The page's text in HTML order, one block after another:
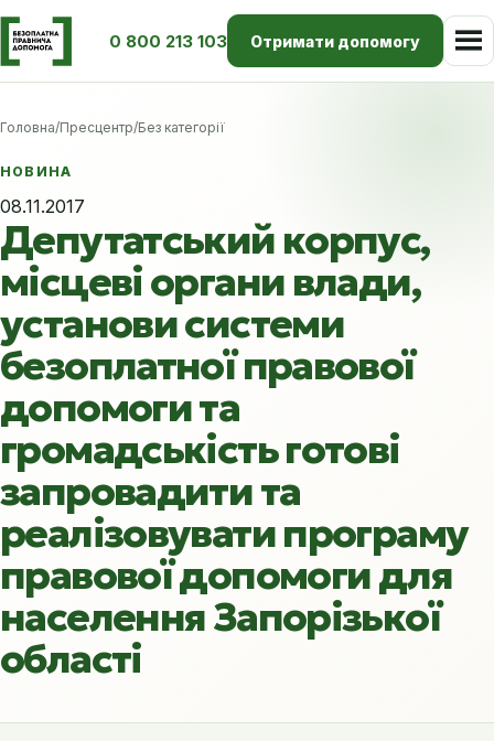
0 800 213 103 Отримати допомогу
Головна/Пресцентр/Без категорії
НОВИНА
08.11.2017
Депутатський корпус,
місцеві органи влади,
установи системи
безоплатної правової
допомоги та
громадськість готові
запровадити та
реалізовувати програму
правової допомоги для
населення Запорізької
області